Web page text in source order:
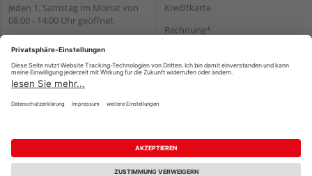
Jeden 1. Samstag im Monat von
08:00 - 14:00 Uhr geöffnet
weiter
Tel.:+49 2351 90330
E-Mail: shop@holz-eick.de
Kreditkarte
Rechnung*
Versand
Impressum AGB Widerruf
Datenschutz
Reservierungsbedingungen
Vertrag widerrufen